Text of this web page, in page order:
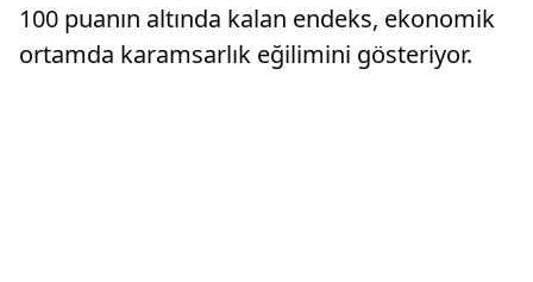
100 puanın altında kalan endeks, ekonomik
ortamda karamsarlık eğilimini gösteriyor.